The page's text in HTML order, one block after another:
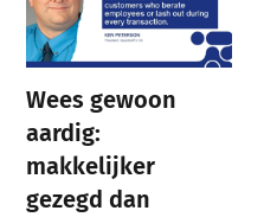
Wees gewoon
aardig:
makkelijker
gezegd dan